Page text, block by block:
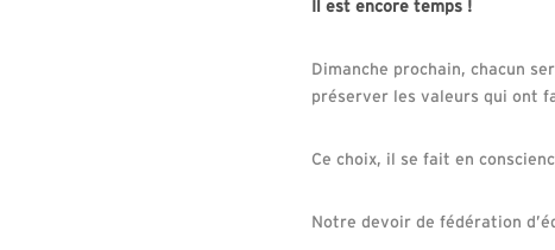
Il est encore temps !
Dimanche prochain, chacun
préserver les valeurs qui ont
Ce choix, il se fait en
Notre devoir de fédération